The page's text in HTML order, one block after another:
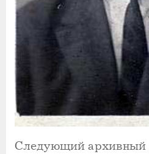
Следующий архивный